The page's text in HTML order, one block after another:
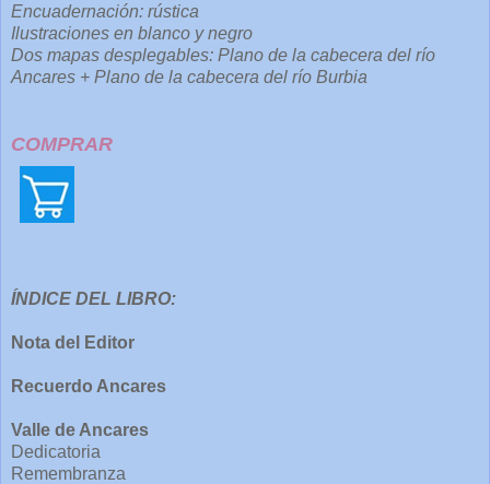
Encuadernación: rústica
Ilustraciones en blanco y negro
Dos mapas desplegables: Plano de la cabecera del río
Ancares + Plano de la cabecera del río Burbia
COMPRAR
ÍNDICE DEL LIBRO:
Nota del Editor
Recuerdo Ancares
Valle de Ancares
Dedicatoria
Remembranza